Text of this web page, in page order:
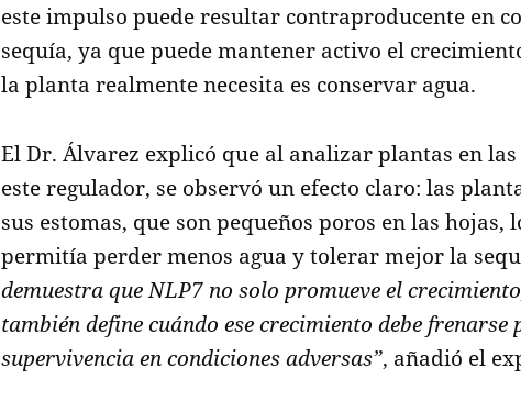
este impulso puede resultar contraproducente en
sequía, ya que puede mantener activo el
la planta realmente necesita es conservar agua.
El Dr. Álvarez explicó que al analizar plantas en las
este regulador, se observó un efecto claro: las
sus estomas, que son pequeños poros en las hojas,
permitía perder menos agua y tolerar mejor la
demuestra que NLP7 no solo promueve el
también define cuándo ese crecimiento debe
supervivencia en condiciones adversas”, añadió el